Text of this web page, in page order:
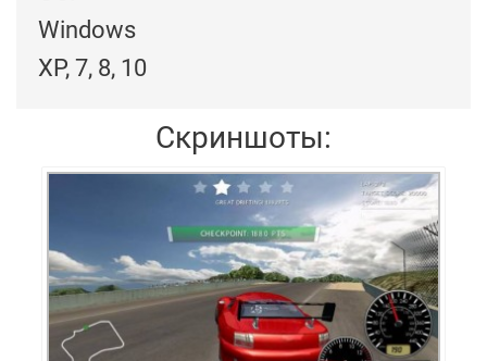
Windows
XP, 7, 8, 10
Скриншоты: